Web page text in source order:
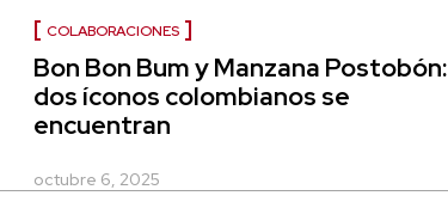
COLABORACIONES
Bon Bon Bum y Manzana Postobón:
dos íconos colombianos se
encuentran
octubre 6, 2025